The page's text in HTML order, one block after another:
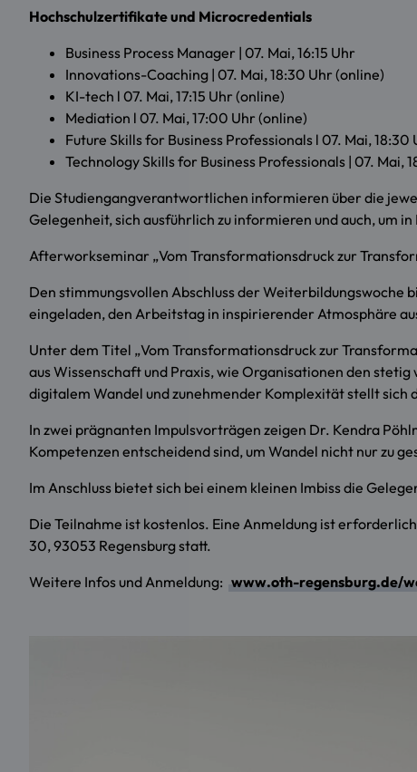
Hochschulzertifikate und Microcredentials
Business Process Manager | 07. Mai, 16:15 Uhr
Innovations-Coaching | 07. Mai, 18:30 Uhr (online)
KI-tech l 07. Mai, 17:15 Uhr (online)
Mediation l 07. Mai, 17:00 Uhr (online)
Future Skills for Business Professionals l 07. Mai, 18:30
Technology Skills for Business Professionals | 07. Mai,
Die Studiengangverantwortlichen informieren über die
Gelegenheit, sich ausführlich zu informieren und auch, um
Afterworkseminar „Vom Transformationsdruck zur
Den stimmungsvollen Abschluss der Weiterbildungswoche
eingeladen, den Arbeitstag in inspirierender Atmosphäre
Unter dem Titel „Vom Transformationsdruck zur
aus Wissenschaft und Praxis, wie Organisationen den
digitalem Wandel und zunehmender Komplexität stellt
In zwei prägnanten Impulsvorträgen zeigen Dr. Kendra
Kompetenzen entscheidend sind, um Wandel nicht nur zu
Im Anschluss bietet sich bei einem kleinen Imbiss die
Die Teilnahme ist kostenlos. Eine Anmeldung ist
30, 93053 Regensburg statt.
Weitere Infos und Anmeldung: www.oth-regensburg.de/